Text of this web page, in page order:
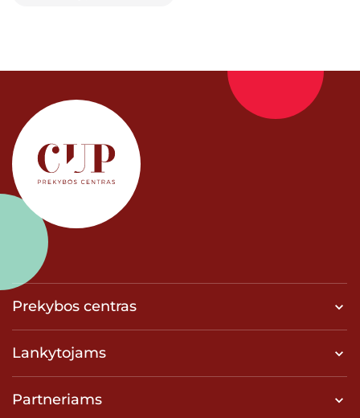
Prekybos centras
Lankytojams
Partneriams